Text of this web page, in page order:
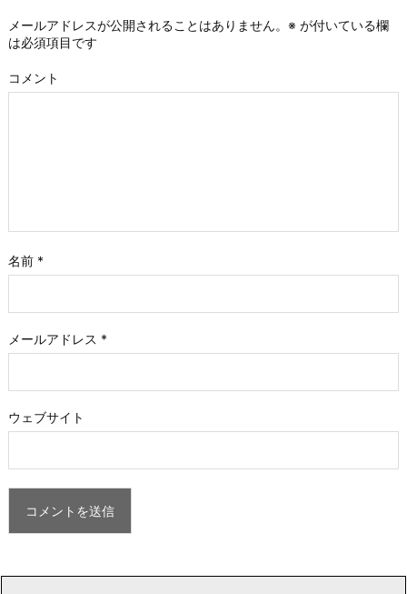
メールアドレスが公開されることはありません。 ※ が付いている欄
は必須項目です
コメント
名前 *
メールアドレス *
ウェブサイト